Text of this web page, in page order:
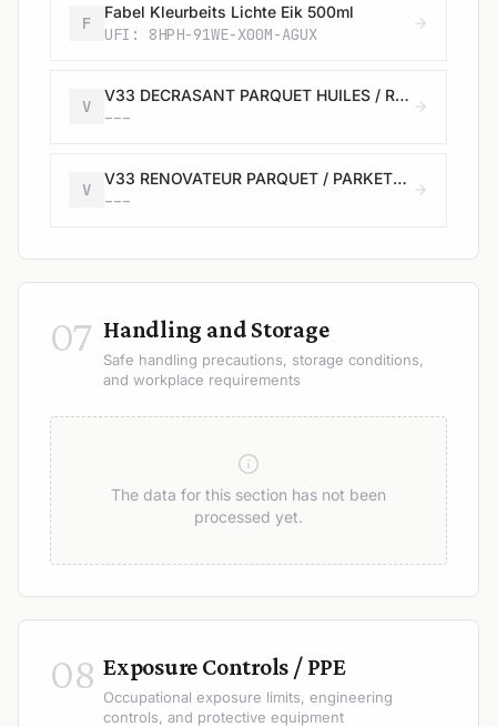
F
Fabel Kleurbeits Lichte Eik 500ml
UFI: 8HPH-91WE-X00M-AGUX
V
V33 DECRASANT PARQUET HUILES / REINIGER GEOLIED PARKET - 1L
---
V
V33 RENOVATEUR PARQUET / PARKETVERNIEUWER - Satin / Satijn - 1L
---
07 Handling and Storage
Safe handling precautions, storage conditions,
and workplace requirements
The data for this section has not been
processed yet.
08 Exposure Controls / PPE
Occupational exposure limits, engineering
controls, and protective equipment